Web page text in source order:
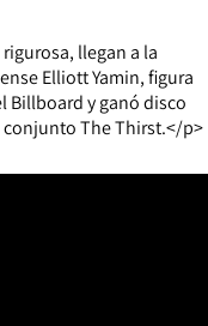
llegan a la
Elliott Yamin, figura
Billboard y ganó disco
The Thirst.</p>